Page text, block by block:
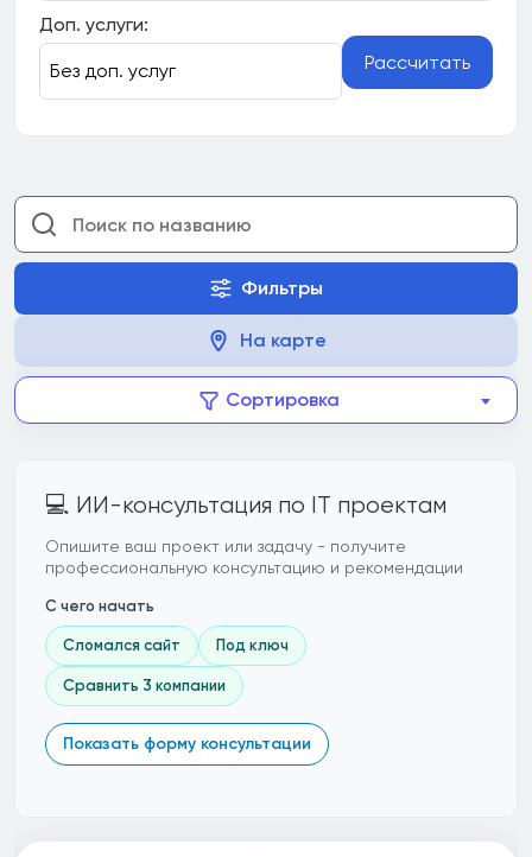
Доп. услуги:
Рассчитать
Фильтры
На карте
Сортировка
💻 ИИ-консультация по IT проектам
Опишите ваш проект или задачу - получите
профессиональную консультацию и рекомендации
С чего начать
Сломался сайт Под ключ
Сравнить 3 компании
Показать форму консультации